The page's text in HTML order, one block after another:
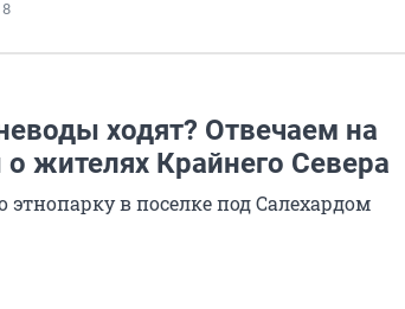
8
ходят? Отвечаем на
жителях Крайнего Севера
в поселке под Салехардом